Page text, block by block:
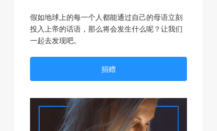
假如地球上的每一个人都能通过自己的母语立刻
投入上帝的话语，那么将会发生什么呢？让我们
一起去发现吧。
捐赠